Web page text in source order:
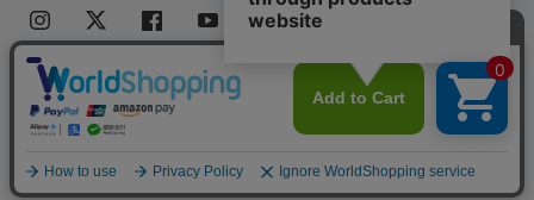
Copyright(C) Bigi Co.,Ltd.All Rights Reserved.